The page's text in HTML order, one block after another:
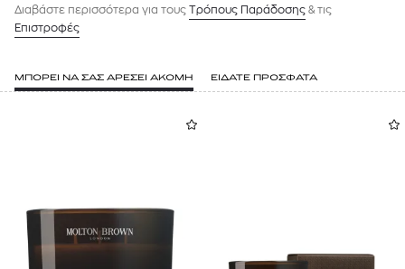
Διαβάστε περισσότερα για τους Tρόπους Παράδοσης & τις
Επιστροφές
ΜΠΟΡΕΙ ΝΑ ΣΑΣ ΑΡΕΣΕΙ ΑΚΟΜΗ ΕΙΔΑΤΕ ΠΡΟΣΦΑΤΑ